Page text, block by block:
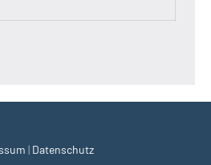
| Datenschutz